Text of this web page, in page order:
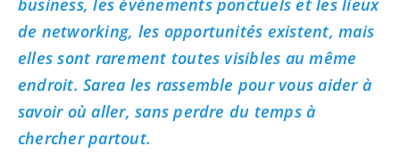
de networking, les opportunités existent, mais
elles sont rarement toutes visibles au même
endroit. Sarea les rassemble pour vous aider à
savoir où aller, sans perdre du temps à
chercher partout.